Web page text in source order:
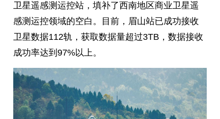
卫星遥感测运控站，填补了西南地区商业卫星遥
感测运控领域的空白。目前，眉山站已成功接收
卫星数据112轨，获取数据量超过3TB，数据接收
成功率达到97%以上。